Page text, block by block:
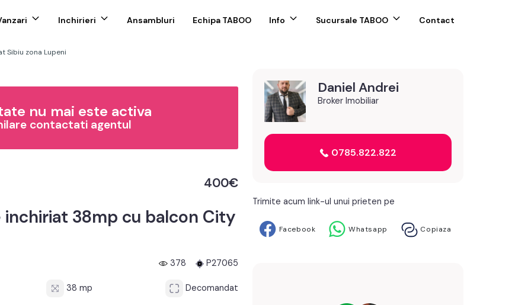
Inchirieri Ansambluri Echipa TABOO Info Sucursale TABOO Contact
Sibiu zona Lupeni
nu mai este activa
contactati agentul
400€
38mp cu balcon City
378 P27065
38 mp Decomandat
Daniel Andrei
Broker Imobiliar
0785.822.822
Trimite acum link-ul unui prieten pe
Facebook Whatsapp Copiaza